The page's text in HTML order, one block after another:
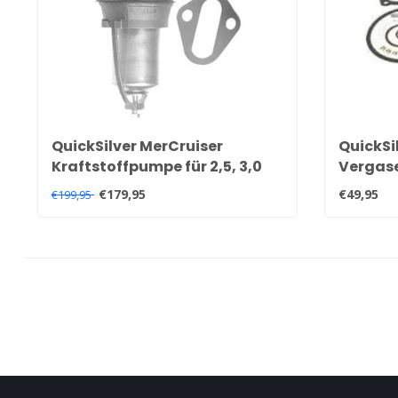
QuickSilver MerCruiser
Kraftstoffpumpe für 2,5, 3,0
und 3,7 Liter Motoren 86234A4
und 86234A05
€199,95 €179,95 €49,95